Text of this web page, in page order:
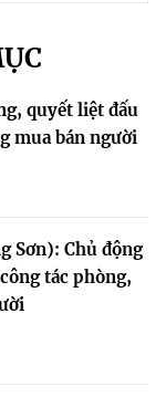
quyết liệt đấu
mua bán người
Sơn): Chủ động
tác phòng,